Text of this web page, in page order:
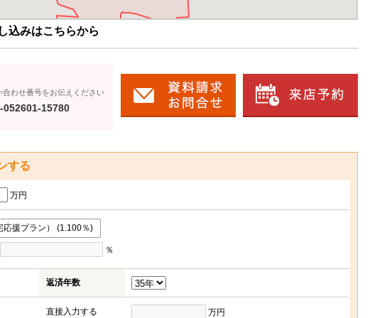
込みはこちらから
合わせ番号をお伝えください
052601-15780
する
万円
応援プラン） (1.100％)
％
返済年数
直接入力する 万円